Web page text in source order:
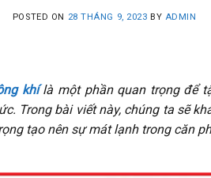
POSTED ON 28 THÁNG 9, 2023 BY ADMIN
khílà một phần quan trọng để
Trong bài viết này, chúng ta sẽ
tạo nên sự mát lạnh trong căn